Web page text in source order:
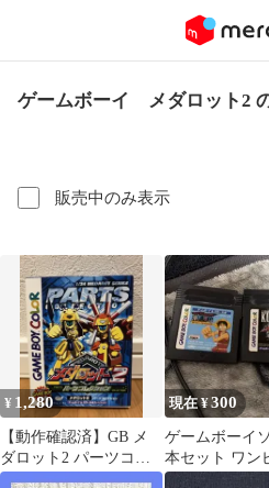
ゲームボーイ メダロット2
販売中のみ表示
¥ 1,280
【動作確認済】GB メ
ダロット2 パーツコレ
クション（箱・ケース
現在 ¥300
ゲームボーイ
本セット ワン
ダロット 300円